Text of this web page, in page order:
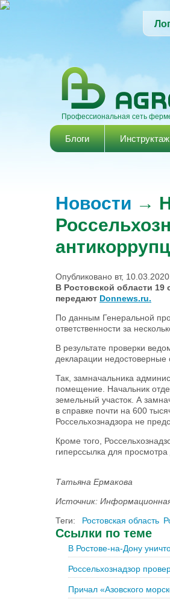
Профессиональная сеть
Главное меню
Блоги Инструктаж
Новости →
Опубликовано вт,
В Ростовской области 19
передают Donnews.ru.
По данным Генеральной
ответственности за
В результате проверки
декларации недостоверные
Так, замначальника
помещение. Начальник
земельный участок. А
в справке почти на 600
Россельхознадзора не
Кроме того,
гиперссылка для просмотра
Татьяна Ермакова
Источник:
Теги:
Ростовская область
Ссылки по теме
В Ростове-на-Дону
Россельхознадзор
Причал «Азовского